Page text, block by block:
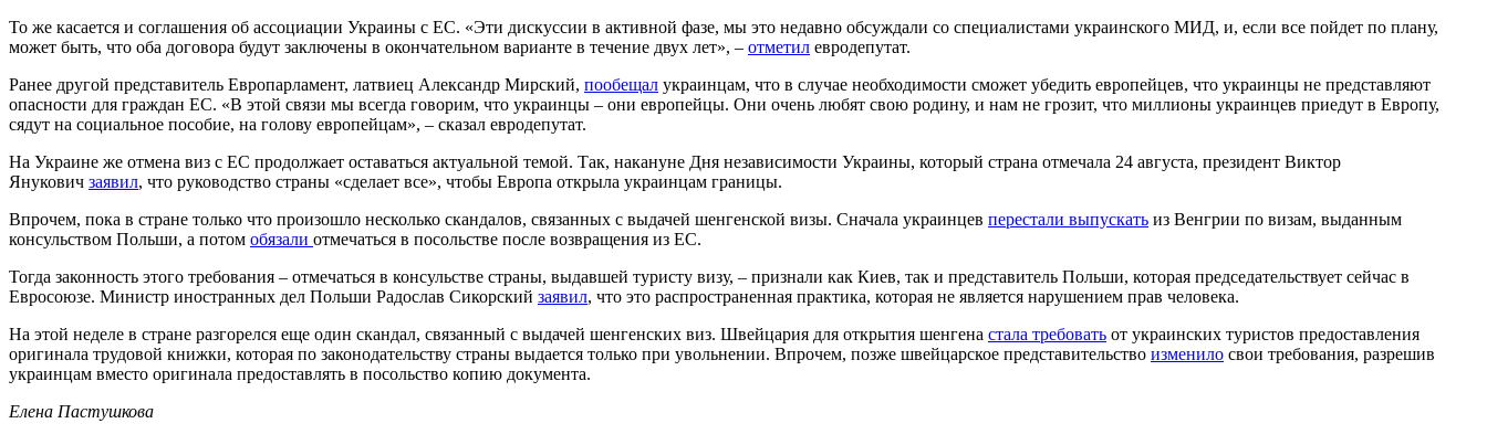
То же касается и соглашения об ассоциации Украины с ЕС. «Эти дискуссии в активной фазе, мы это недавно обсуждали со специалистами украинского МИД, и, если все пойдет по плану,
может быть, что оба договора будут заключены в окончательном варианте в течение двух лет», – отметил евродепутат.
Ранее другой представитель Европарламент, латвиец Александр Мирский, пообещал украинцам, что в случае необходимости сможет убедить европейцев, что украинцы не представляют
опасности для граждан ЕС. «В этой связи мы всегда говорим, что украинцы – они европейцы. Они очень любят свою родину, и нам не грозит, что миллионы украинцев приедут в Европу,
сядут на социальное пособие, на голову европейцам», – сказал евродепутат.
На Украине же отмена виз с ЕС продолжает оставаться актуальной темой. Так, накануне Дня независимости Украины, который страна отмечала 24 августа, президент Виктор
Янукович заявил, что руководство страны «сделает все», чтобы Европа открыла украинцам границы.
Впрочем, пока в стране только что произошло несколько скандалов, связанных с выдачей шенгенской визы. Сначала украинцев перестали выпускать из Венгрии по визам, выданным
консульством Польши, а потом обязали отмечаться в посольстве после возвращения из ЕС.
Тогда законность этого требования – отмечаться в консульстве страны, выдавшей туристу визу, – признали как Киев, так и представитель Польши, которая председательствует сейчас в
Евросоюзе. Министр иностранных дел Польши Радослав Сикорский заявил, что это распространенная практика, которая не является нарушением прав человека.
На этой неделе в стране разгорелся еще один скандал, связанный с выдачей шенгенских виз. Швейцария для открытия шенгена стала требовать от украинских туристов предоставления
оригинала трудовой книжки, которая по законодательству страны выдается только при увольнении. Впрочем, позже швейцарское представительство изменило свои требования, разрешив
украинцам вместо оригинала предоставлять в посольство копию документа.
Елена Пастушкова